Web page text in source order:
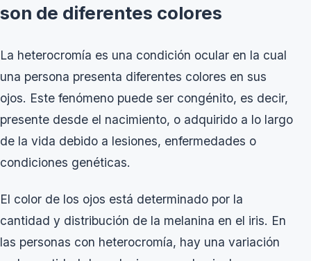
son de diferentes colores
La heterocromía es una condición ocular en la cual
una persona presenta diferentes colores en sus
ojos. Este fenómeno puede ser congénito, es decir,
presente desde el nacimiento, o adquirido a lo largo
de la vida debido a lesiones, enfermedades o
condiciones genéticas.
El color de los ojos está determinado por la
cantidad y distribución de la melanina en el iris. En
las personas con heterocromía, hay una variación